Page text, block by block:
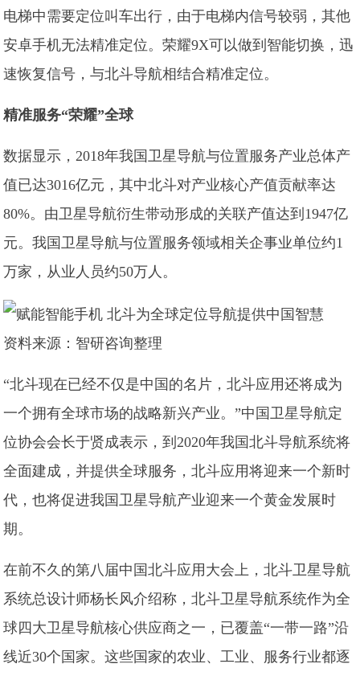
电梯中需要定位叫车出行，由于电梯内信号较弱，其他
安卓手机无法精准定位。荣耀9X可以做到智能切换，迅
速恢复信号，与北斗导航相结合精准定位。
精准服务“荣耀”全球
数据显示，2018年我国卫星导航与位置服务产业总体产
值已达3016亿元，其中北斗对产业核心产值贡献率达
80%。由卫星导航衍生带动形成的关联产值达到1947亿
元。我国卫星导航与位置服务领域相关企事业单位约1
万家，从业人员约50万人。
资料来源：智研咨询整理
“北斗现在已经不仅是中国的名片，北斗应用还将成为
一个拥有全球市场的战略新兴产业。”中国卫星导航定
位协会会长于贤成表示，到2020年我国北斗导航系统将
全面建成，并提供全球服务，北斗应用将迎来一个新时
代，也将促进我国卫星导航产业迎来一个黄金发展时
期。
在前不久的第八届中国北斗应用大会上，北斗卫星导航
系统总设计师杨长风介绍称，北斗卫星导航系统作为全
球四大卫星导航核心供应商之一，已覆盖“一带一路”沿
线近30个国家。这些国家的农业、工业、服务行业都逐